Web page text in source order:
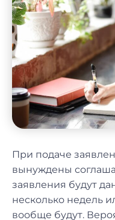
При подаче
вынуждены
заявления будут
несколько недель
вообще будут.